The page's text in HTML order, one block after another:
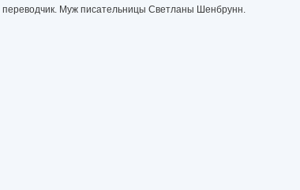
переводчик. Муж писательницы Светланы Шенбрунн.